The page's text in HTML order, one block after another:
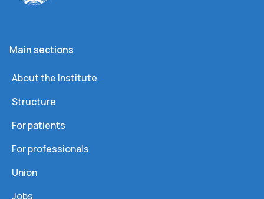
Main sections
About the Institute
Structure
For patients
For professionals
Union
Jobs